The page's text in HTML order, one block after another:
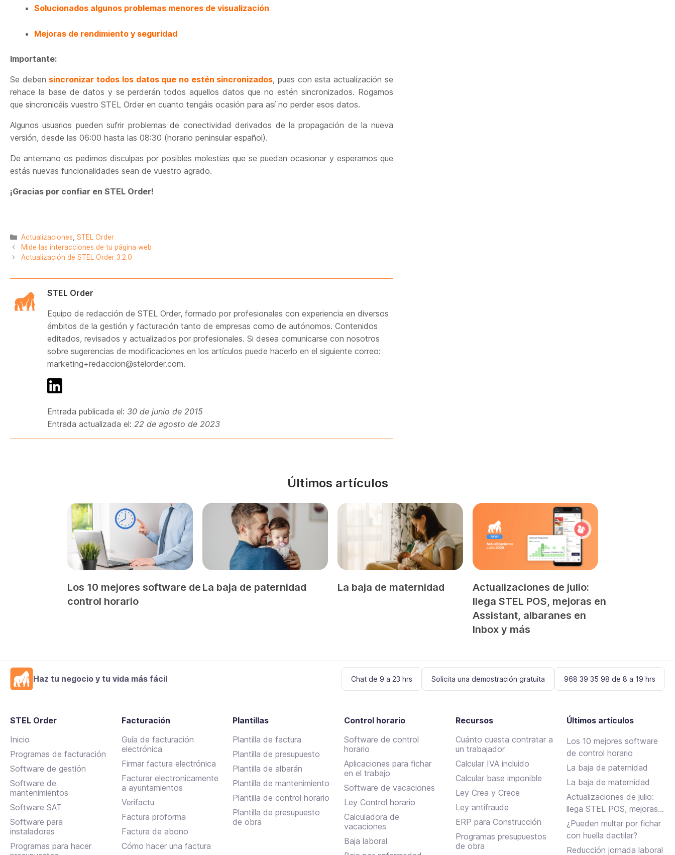
Solucionados algunos problemas menores de visualización
Mejoras de rendimiento y seguridad
Importante:
Se deben sincronizar todos los datos que no estén sincronizados, pues con esta actualización se
rehace la base de datos y se perderán todos aquellos datos que no estén sincronizados. Rogamos
que sincronicéis vuestro STEL Order en cuanto tengáis ocasión para así no perder esos datos.
Algunos usuarios pueden sufrir problemas de conectividad derivados de la propagación de la nueva
versión, desde las 06:00 hasta las 08:30 (horario peninsular español).
De antemano os pedimos disculpas por posibles molestias que se puedan ocasionar y esperamos que
estás nuevas funcionalidades sean de vuestro agrado.
¡Gracias por confiar en STEL Order!
Categorías
Actualizaciones STEL Order
Mide las interacciones de tu página web
Actualización de STEL Order 3.2.0
STEL Order
Equipo de redacción de STEL Order, formado por profesionales con experiencia en diversos
ámbitos de la gestión y facturación tanto de empresas como de autónomos. Contenidos
editados, revisados y actualizados por profesionales. Si desea comunicarse con nosotros
sobre sugerencias de modificaciones en los artículos puede hacerlo en el siguiente correo:
marketing+redaccion@stelorder.com.
Entrada publicada el: 30 de junio de 2015
Entrada actualizada el: 22 de agosto de 2023
Últimos artículos
Los 10 mejores software de
control horario
La baja de paternidad La baja de maternidad
Actualizaciones de julio:
llega STEL POS, mejoras en
Assistant, albaranes en
Inbox y más
Haz tu negocio y tu vida más fácil Chat de 9 a 23 hrs Solicita una demostración gratuita 968 39 35 98 de 8 a 19 hrs
STEL Order
Inicio
Programas de facturación
Software de gestión
Software de
mantenimientos
Software SAT
Software para
instaladores
Programas para hacer
Facturación
Guía de facturación
electrónica
Firmar factura electrónica
Facturar electronicamente
a ayuntamientos
Verifactu
Factura proforma
Factura de abono
Cómo hacer una factura
Plantillas
Plantilla de factura
Plantilla de presupuesto
Plantilla de albarán
Plantilla de mantenimiento
Plantilla de control horario
Plantilla de presupuesto
de obra
Control horario
Software de control
horario
Aplicaciones para fichar
en el trabajo
Software de vacaciones
Ley Control horario
Calculadora de
vacaciones
Baja laboral
Recursos
Cuánto cuesta contratar a
un trabajador
Calcular IVA incluido
Calcular base imponible
Ley Crea y Crece
Ley antifraude
ERP para Construcción
Programas presupuestos
de obra
Últimos artículos
Los 10 mejores software
de control horario
La baja de paternidad
La baja de maternidad
Actualizaciones de julio:
llega STEL POS, mejoras
en Assistant, albaranes en
Inbox y más
¿Pueden multar por fichar
con huella dactilar?
Reducción jornada laboral